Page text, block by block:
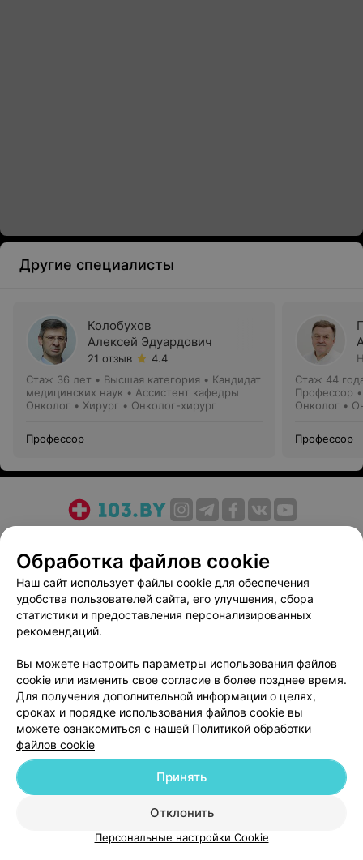
Другие специалисты
Колобухов
Алексей Эдуардович
21 отзыв
4.4
Стаж 36 лет • Высшая категория • Кандидат
медицинских наук • Ассистент кафедры
Онколог • Хирург • Онколог-хирург
Профессор
Стаж 44
Профессор
Онколог •
Профессор
Медицинский маркетинг
Публичный договор
Пользовательское соглашение
Способы оплаты
Вакансии
Партнеры
Написать руководителю 103.by
Персональные настройки cookie
Обработка персональных данных
Обработка файлов cookie
Наш сайт использует файлы cookie для обеспечения
удобства пользователей сайта, его улучшения, сбора
статистики и предоставления персонализированных
рекомендаций.
Вы можете настроить параметры использования файлов
cookie или изменить свое согласие в более позднее время.
Для получения дополнительной информации о целях,
сроках и порядке использования файлов cookie вы
можете ознакомиться с нашей Политикой обработки
файлов cookie
Отклонить
Принять
Персональные настройки Cookie